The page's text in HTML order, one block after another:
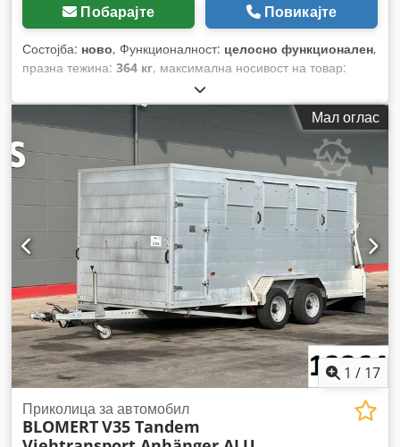
Побарајте Повикајте
Состојба: ново, Функционалност: целосно функционален,
празна тежина: 364 кг, максимална носивост на товар:
2.000 кг
2 оски, должина на товарниот простор:2.545 мм, ширина
на товарниот простор:
, висина на просторот за
товарење:
400 мм, максимална брзина:
,
сопирачка на приколка:приколица со кочници, Година на
изградба:
2026,
Мал оглас
1 / 17
Приколица за автомобил
BLOMERTV35 Tandem